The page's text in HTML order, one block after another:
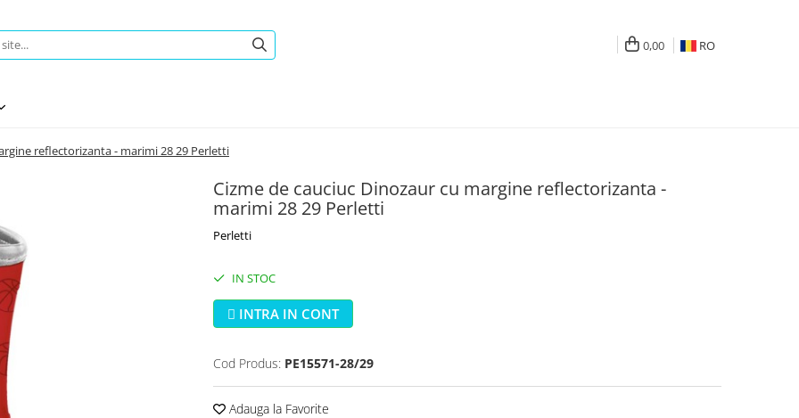
0,00 RO
reflectorizanta - marimi 28 29 Perletti
Cizme de cauciuc Dinozaur cu margine reflectorizanta -
marimi 28 29 Perletti
Perletti
IN STOC
INTRA IN CONT
Cod Produs: PE15571-28/29
Adauga la Favorite